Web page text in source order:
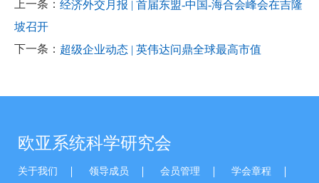
上一条： 经济外交月报 | 首届东盟-中国-海合会峰会在吉隆
坡召开
下一条： 超级企业动态 | 英伟达问鼎全球最高市值
欧亚系统科学研究会
关于我们 领导成员 会员管理
学会章程